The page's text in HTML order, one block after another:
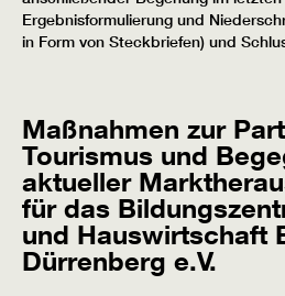
Ergebnisformulierung und
in Form von Steckbriefen) und
Maßnahmen zur
Tourismus und
aktueller
für das
und Hauswirtschaft
Dürrenberg e.V.